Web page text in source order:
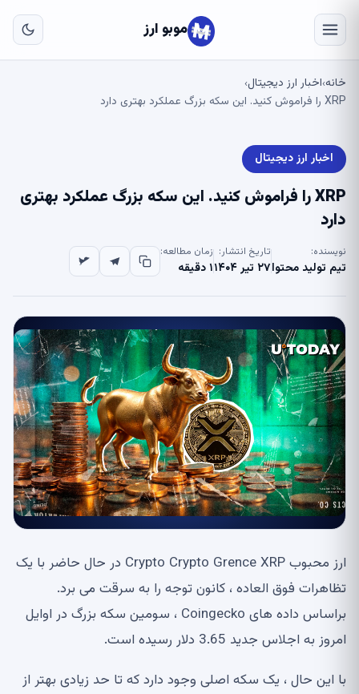
موبو ارز
خانه›اخبار ارز دیجیتال›
XRP را فراموش کنید. این سکه بزرگ عملکرد بهتری دارد
اخبار ارز دیجیتال
XRP را فراموش کنید. این سکه بزرگ عملکرد بهتری
دارد
نویسنده:
تیم تولید محتوا
تاریخ انتشار:
۲۷ تیر ۱۴۰۴
زمان مطالعه:
۱ دقیقه
ارز محبوب Crypto Crypto Grence XRP در حال حاضر با یک
تظاهرات فوق العاده ، کانون توجه را به سرقت می برد.
براساس داده های Coingecko ، سومین سکه بزرگ در اوایل
امروز به اجلاس جدید 3.65 دلار رسیده است.
با این حال ، یک سکه اصلی وجود دارد که تا حد زیادی بهتر از